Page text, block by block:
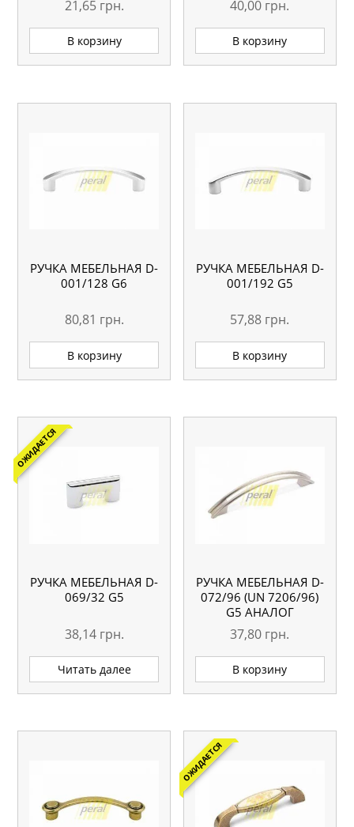
21,65 грн.
В корзину
40,00 грн.
В корзину
РУЧКА МЕБЕЛЬНАЯ D-
001/128 G6
80,81 грн.
В корзину
РУЧКА МЕБЕЛЬНАЯ D-
001/192 G5
57,88 грн.
В корзину
ОЖИДАЕТСЯ
РУЧКА МЕБЕЛЬНАЯ D-
069/32 G5
38,14 грн.
Читать далее
РУЧКА МЕБЕЛЬНАЯ D-
072/96 (UN 7206/96)
G5 АНАЛОГ
37,80 грн.
В корзину
ОЖИДАЕТСЯ